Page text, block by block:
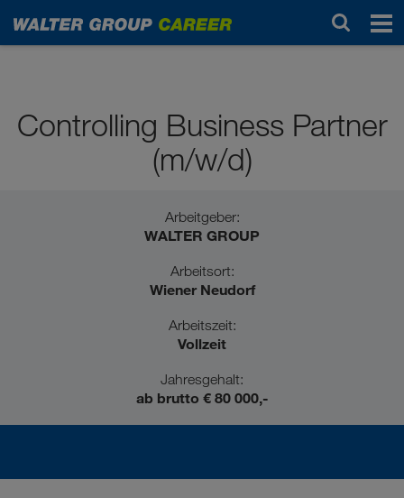
Professionals / Berufserfahrene
Controlling Business Partner
(m/w/d)
Arbeitgeber:
WALTER GROUP
Arbeitsort:
Wiener Neudorf
Arbeitszeit:
Vollzeit
Jahresgehalt:
ab brutto € 80 000,-